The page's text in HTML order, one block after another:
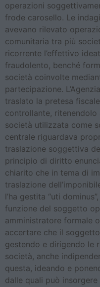
operazioni
frode carosello. Le
avevano rilevato
comunitaria tra più
ricorrente l’effettivo
fraudolento, benché
società coinvolte
partecipazione.
traslato la pretesa
controllante,
società utilizzata come
centrale riguardava
traslazione soggettiva
principio di diritto
chiarito che in tema di
traslazione
l’ha gestita “uti
funzione del soggetto
amministratore formale
accertare che il
gestendo e dirigendo le
società, anche
questa, ideando e
dalle quali può